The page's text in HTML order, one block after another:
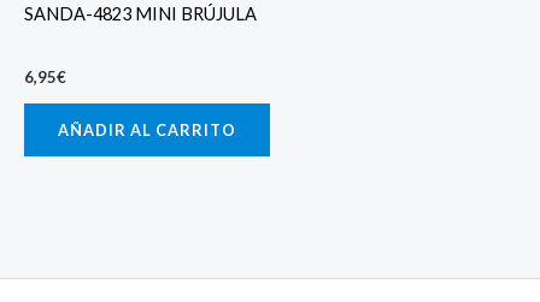
SANDA-4823 MINI BRÚJULA
6,95€
AÑADIR AL CARRITO